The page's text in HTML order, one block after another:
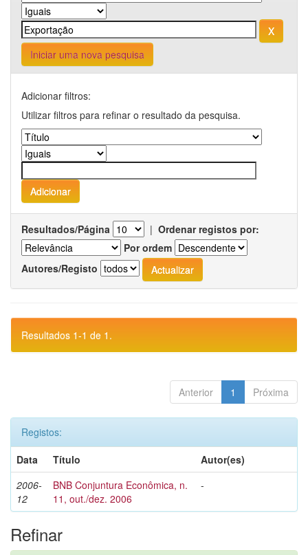
Iniciar uma nova pesquisa
Adicionar filtros:
Utilizar filtros para refinar o resultado da pesquisa.
Resultados/Página | Ordenar registos por:
Por ordem
Autores/Registo
Resultados 1-1 de 1.
Anterior 1 Próxima
Registos:
Data
Título
Autor(es)
2006-
12
BNB Conjuntura Econômica, n.
11, out./dez. 2006
-
Refinar